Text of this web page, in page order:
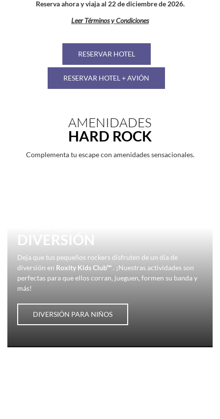
Reserva ahora y viaja al 22 de diciembre de 2026.
Leer Términos y Condiciones
RESERVAR HOTEL
RESERVAR HOTEL + AVIÓN
AMENIDADES
HARD ROCK
Complementa tu escape con amenidades sensacionales.
DIVERSIÓN
Deja que tus pequeños rockers disfruten de un día de
diversión en Roxity Kids Club™ . ¡Nuestras actividades son
perfectas para que ellos corran, jueguen, formen su banda y
más!
DIVERSIÓN PARA NIÑOS